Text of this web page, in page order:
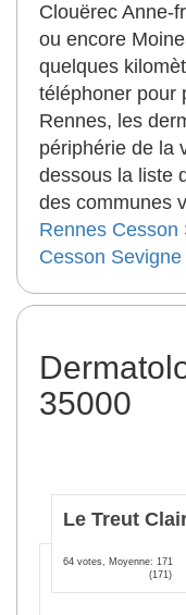
Clouërec Anne-
ou encore
quelques
téléphoner pour
Rennes, les
périphérie de la
dessous la liste
des communes
Rennes Cesson
Cesson Sevigne
35000
Le Treut
64 votes, Moyenne: 171
(171)